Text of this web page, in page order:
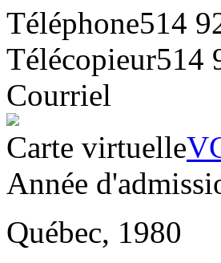
Téléphone514
Télécopieur514
Courriel
Carte virtuelle
Année
Québec, 1980